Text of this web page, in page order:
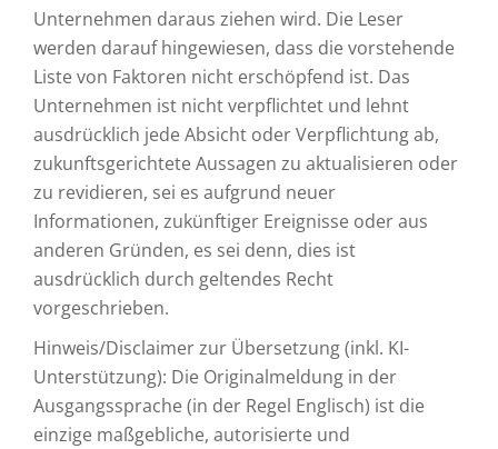
Unternehmen daraus ziehen wird. Die Leser
werden darauf hingewiesen, dass die vorstehende
Liste von Faktoren nicht erschöpfend ist. Das
Unternehmen ist nicht verpflichtet und lehnt
ausdrücklich jede Absicht oder Verpflichtung ab,
zukunftsgerichtete Aussagen zu aktualisieren oder
zu revidieren, sei es aufgrund neuer
Informationen, zukünftiger Ereignisse oder aus
anderen Gründen, es sei denn, dies ist
ausdrücklich durch geltendes Recht
vorgeschrieben.
Hinweis/Disclaimer zur Übersetzung (inkl. KI-
Unterstützung): Die Originalmeldung in der
Ausgangssprache (in der Regel Englisch) ist die
einzige maßgebliche, autorisierte und